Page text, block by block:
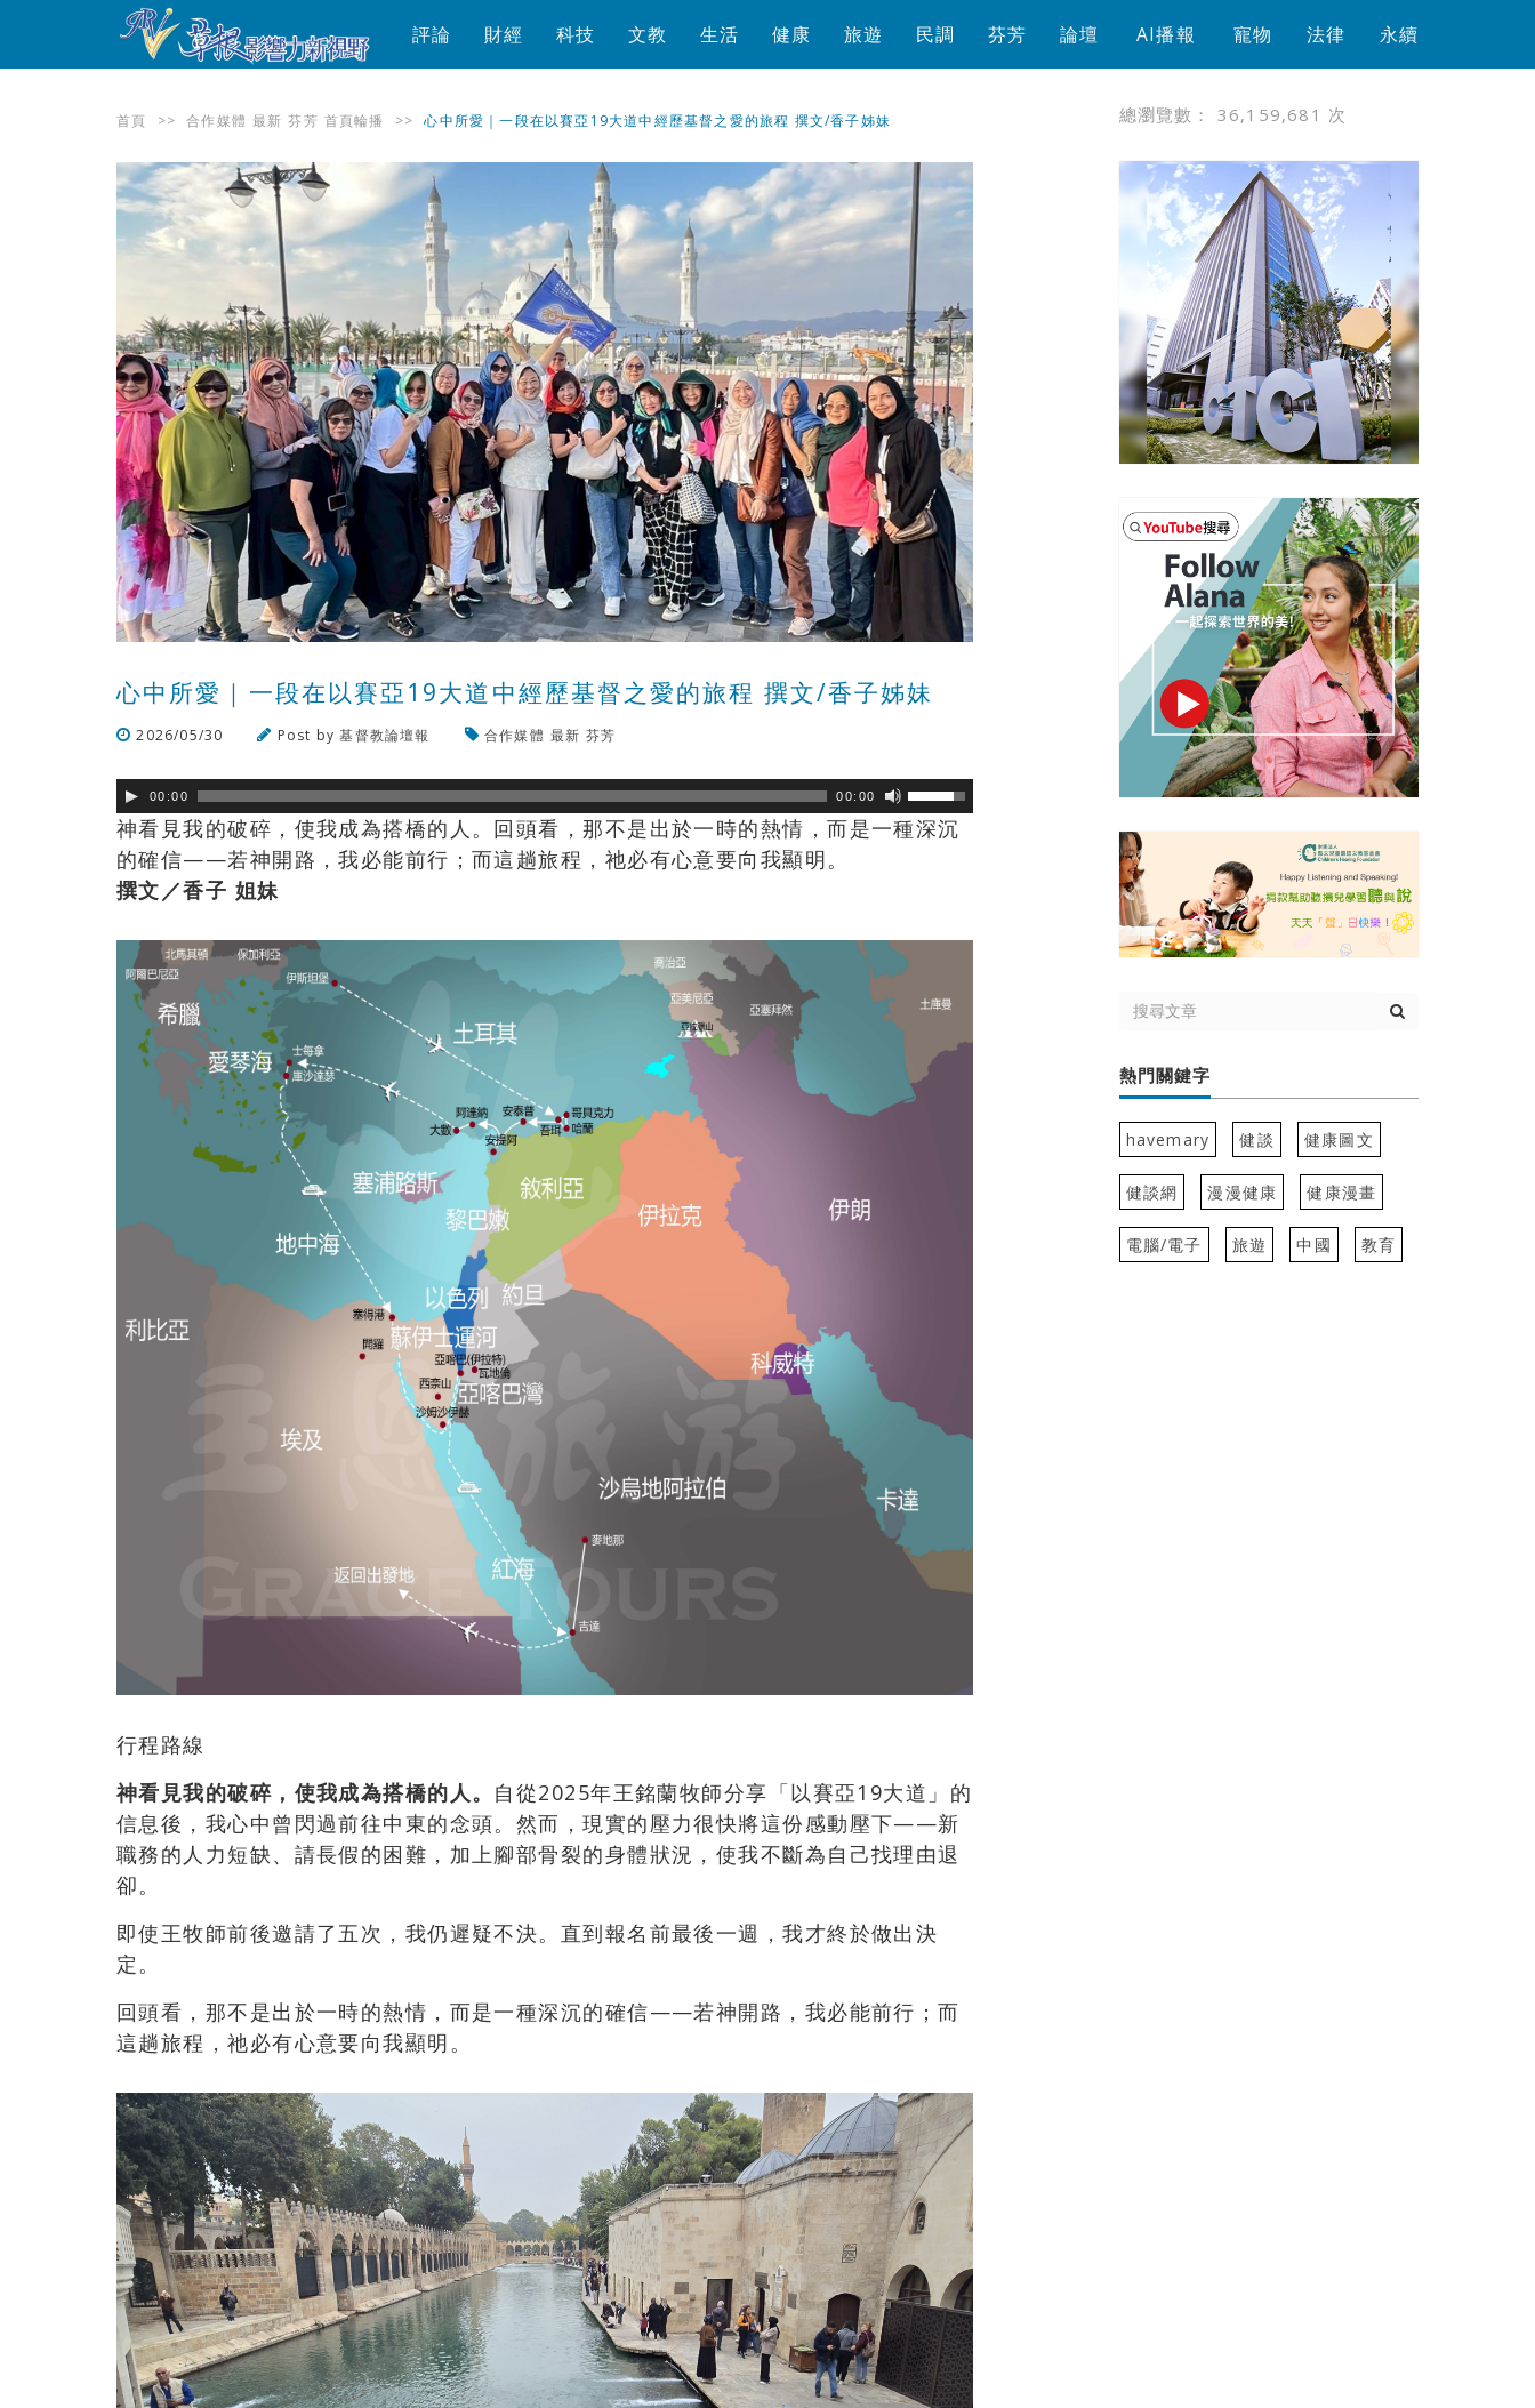
評論 財經 科技 文教 生活 健康 旅遊 民調 芬芳 論壇 AI播報 寵物 法律 永續
首頁 >> 合作媒體 最新 芬芳 首頁輪播 >> 心中所愛｜一段在以賽亞19大道中經歷基督之愛的旅程 撰文/香子姊妹
心中所愛｜一段在以賽亞19大道中經歷基督之愛的旅程 撰文/香子姊妹
2026/05/30 Post by基督教論壇報 合作媒體 最新 芬芳
00:00 00:00
神看見我的破碎，使我成為搭橋的人。回頭看，那不是出於一時的熱情，而是一種深沉
的確信——若神開路，我必能前行；而這趟旅程，祂必有心意要向我顯明。
撰文／香子 姐妹
行程路線
神看見我的破碎，使我成為搭橋的人。 自從2025年王銘蘭牧師分享「以賽亞19大道」的
信息後，我心中曾閃過前往中東的念頭。然而，現實的壓力很快將這份感動壓下——新
職務的人力短缺、請長假的困難，加上腳部骨裂的身體狀況，使我不斷為自己找理由退
卻。
即使王牧師前後邀請了五次，我仍遲疑不決。直到報名前最後一週，我才終於做出決
定。
回頭看，那不是出於一時的熱情，而是一種深沉的確信——若神開路，我必能前行；而
這趟旅程，祂必有心意要向我顯明。
總瀏覽數： 36,159,681 次
熱門關鍵字
havemary 健談 健康圖文
健談網 漫漫健康 健康漫畫
電腦/電子 旅遊 中國 教育